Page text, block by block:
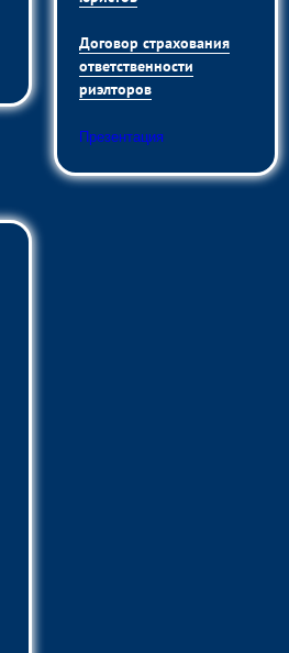
Договор страхования
ответственности
риэлторов
Презентация